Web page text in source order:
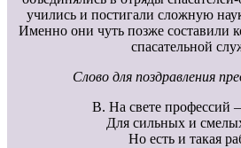
учились и постигали сложную
Именно они чуть позже составили
спасательной
Слово для поздравления
В. На свете профессий
Для сильных и
Но есть и такая